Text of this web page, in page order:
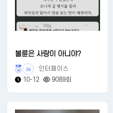
불륜은 사랑이 아니야?
36
인터페이스
10-12
9089회